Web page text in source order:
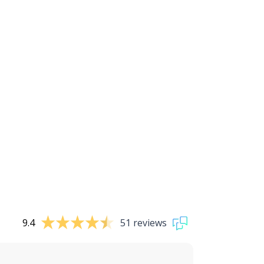
9.4 51 reviews